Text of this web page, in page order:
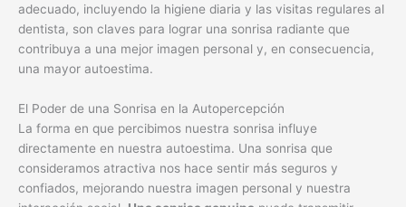
adecuado, incluyendo la higiene diaria y las visitas regulares al
dentista, son claves para lograr una sonrisa radiante que
contribuya a una mejor imagen personal y, en consecuencia,
una mayor autoestima.
El Poder de una Sonrisa en la Autopercepción
La forma en que percibimos nuestra sonrisa influye
directamente en nuestra autoestima. Una sonrisa que
consideramos atractiva nos hace sentir más seguros y
confiados, mejorando nuestra imagen personal y nuestra